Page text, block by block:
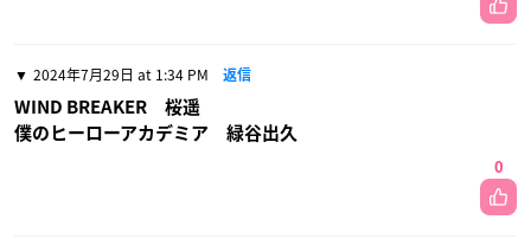
2024年7月29日 at 1:34 PM 返信
WIND BREAKER 桜遥
僕のヒーローアカデミア 緑谷出久
0